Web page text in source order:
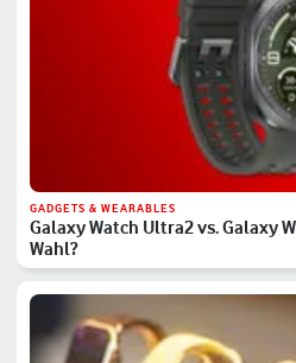
GADGETS & WEARABLES
Galaxy Watch Ultra2 vs. Galaxy
Wahl?